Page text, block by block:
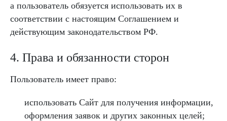
а пользователь обязуется использовать их в
соответствии с настоящим Соглашением и
действующим законодательством РФ.
4. Права и обязанности сторон
Пользователь имеет право:
использовать Сайт для получения информации,
оформления заявок и других законных целей;